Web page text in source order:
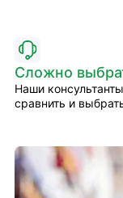
Сложно
Наши
сравнить и